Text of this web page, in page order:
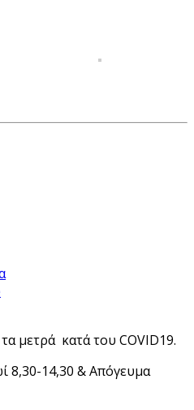
μετρά κατά του COVID19.
8,30-14,30 & Απόγευμα